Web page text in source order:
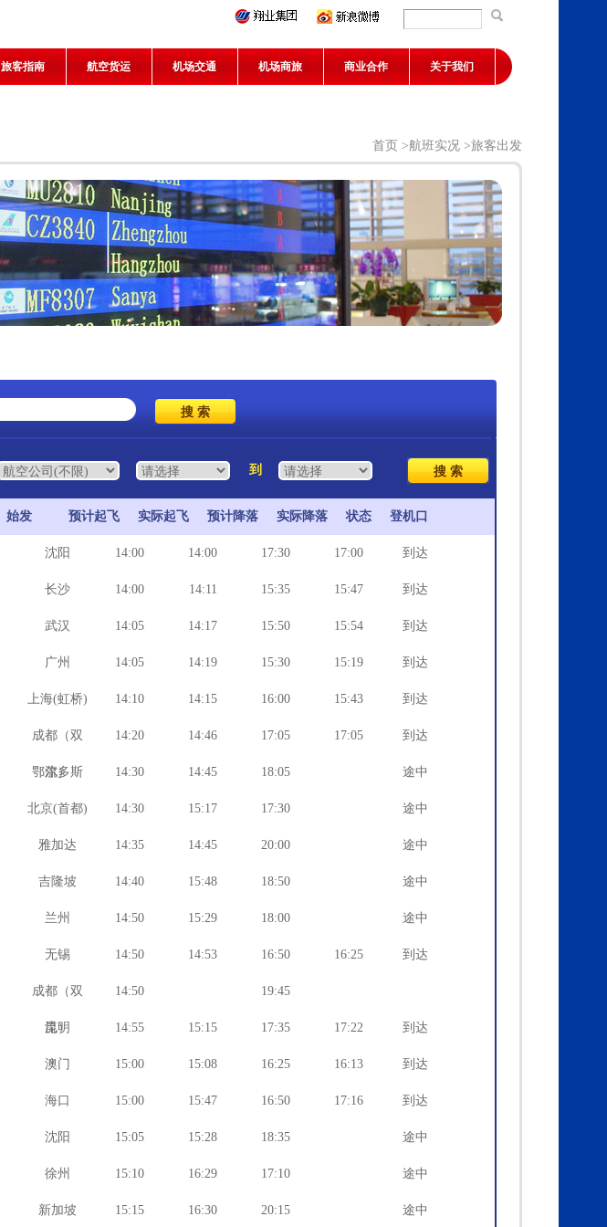
旅客指南 航空货运 机场交通 机场商旅 商业合作 关于我们
首页 >航班实况 >旅客出发
到
始发 预计起飞 实际起飞 预计降落 实际降落 状态 登机口
沈阳 14:00 14:00 17:30 17:00 到达
长沙 14:00 14:11 15:35 15:47 到达
武汉 14:05 14:17 15:50 15:54 到达
广州 14:05 14:19 15:30 15:19 到达
上海(虹桥) 14:10 14:15 16:00 15:43 到达
成都（双
流）
14:20 14:46 17:05 17:05 到达
鄂尔多斯 14:30 14:45 18:05 途中
北京(首都) 14:30 15:17 17:30 途中
雅加达 14:35 14:45 20:00 途中
吉隆坡 14:40 15:48 18:50 途中
兰州 14:50 15:29 18:00 途中
无锡 14:50 14:53 16:50 16:25 到达
成都（双
流）
14:50 19:45
昆明 14:55 15:15 17:35 17:22 到达
澳门 15:00 15:08 16:25 16:13 到达
海口 15:00 15:47 16:50 17:16 到达
沈阳 15:05 15:28 18:35 途中
徐州 15:10 16:29 17:10 途中
新加坡 15:15 16:30 20:15 途中